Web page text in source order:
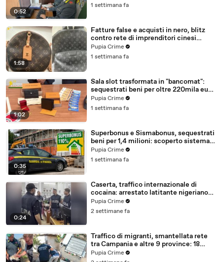
0:52
1 settimana fa
1:58
Fatture false e acquisti in nero, blitz
contro rete di imprenditori cinesi
sequestri per 8,5 milioni (29.07.26)
Pupia Crime
1 settimana fa
1:02
Sala slot trasformata in "bancomat":
sequestrati beni per oltre 220mila euro
a due coniugi (29.07.26)
Pupia Crime
1 settimana fa
0:35
Superbonus e Sismabonus, sequestrati
beni per 1,4 milioni: scoperto sistema
con false abitazioni (29.07.26)
Pupia Crime
1 settimana fa
0:24
Caserta, traffico internazionale di
cocaina: arrestato latitante nigeriano
ricercato dal 2019 (28.07.26)
Pupia Crime
2 settimane fa
Traffico di migranti, smantellata rete
tra Campania e altre 9 province: 18
arresti (27.07.26)
Pupia Crime